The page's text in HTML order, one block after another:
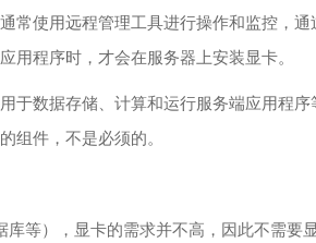
常使用远程管理工具进行操作和监控，
用程序时，才会在服务器上安装显卡。
于数据存储、计算和运行服务端应用程
组件，不是必须的。
等），显卡的需求并不高，因此不需要显